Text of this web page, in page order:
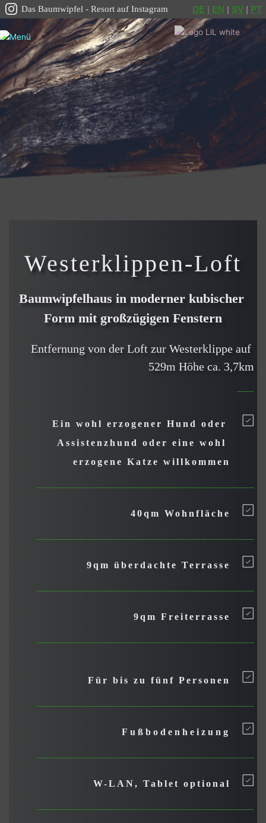
Das Baumwipfel - Resort auf Instagram DE | EN | SV | PT
Westerklippen-Loft
Baumwipfelhaus in moderner kubischer
Form mit großzügigen Fenstern
Entfernung von der Loft zur Westerklippe auf
529m Höhe ca. 3,7km
Ein wohl erzogener Hund oder
Assistenzhund oder eine wohl
erzogene Katze willkommen
40qm Wohnfläche
9qm überdachte Terrasse
9qm Freiterrasse
Für bis zu fünf Personen
Fußbodenheizung
W-LAN, Tablet optional